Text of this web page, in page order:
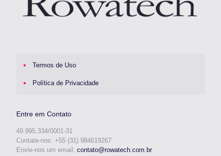
Termos de Uso
Política de Privacidade
Entre em Contato
49.995.334/0001-31
Contate-nos: +55 (31) 984619267
Envie-nos um email: contato@rowatech.com.br